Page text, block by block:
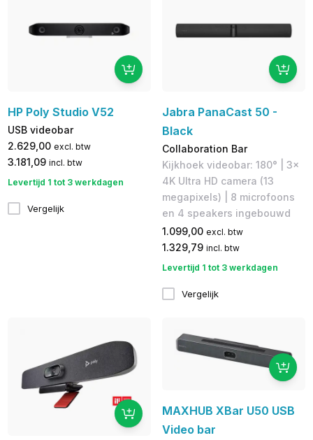
HP Poly Studio V52
USB videobar
2.629,00 excl. btw
3.181,09 incl. btw
Levertijd 1 tot 3 werkdagen
Vergelijk
Jabra PanaCast 50 -
Black
Collaboration Bar
Kijkhoek videobar: 180° | 3x
4K Ultra HD camera (13
megapixels) | 8 microfoons
en 4 speakers ingebouwd
1.099,00 excl. btw
1.329,79 incl. btw
Levertijd 1 tot 3 werkdagen
Vergelijk
MAXHUB XBar U50 USB
Video bar